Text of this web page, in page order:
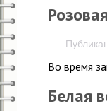
Во время
Белая